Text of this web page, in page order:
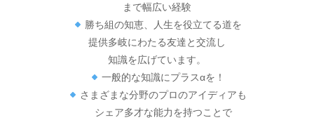
まで幅広い経験
勝ち組の知恵、人生を役立てる道を
提供多岐にわたる友達と交流し
知識を広げています。
一般的な知識にプラスαを！
さまざまな分野のプロのアイディアも
シェア多才な能力を持つことで